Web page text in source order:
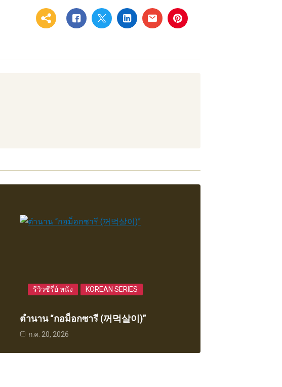
รีวิวซีรี่ย์ หนัง KOREAN SERIES
ตำนาน “กอม็อกซารี (꺼먹살이)”
ก.ค. 20, 2026